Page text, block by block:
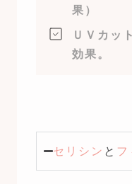
果）
ＵＶカッ
効果。
セリシン と